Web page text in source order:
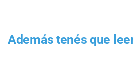
Además tenés que